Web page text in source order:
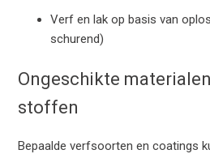
Verf en lak op basis van
schurend)
Ongeschikte
stoffen
Bepaalde verfsoorten en coatings